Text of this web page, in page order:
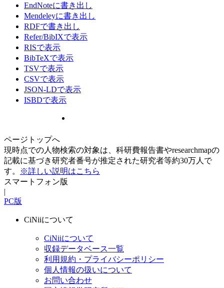
EndNoteに書き出し
Mendeleyに書き出し
RDFで書き出し
Refer/BibIXで表示
RISで表示
BibTeXで表示
TSVで表示
CSVで表示
JSON-LDで表示
ISBDで表示
ページトップへ
現時点での人物検索の対象は、科研費報告書やresearchmapの
記載に基づき研究者番号が推定された研究者等約30万人で
す。
※詳しい説明はこちら
スマートフォン版
|
PC版
CiNiiについて
CiNiiについて
収録データベース一覧
利用規約・プライバシーポリシー
個人情報の扱いについて
お問い合わせ